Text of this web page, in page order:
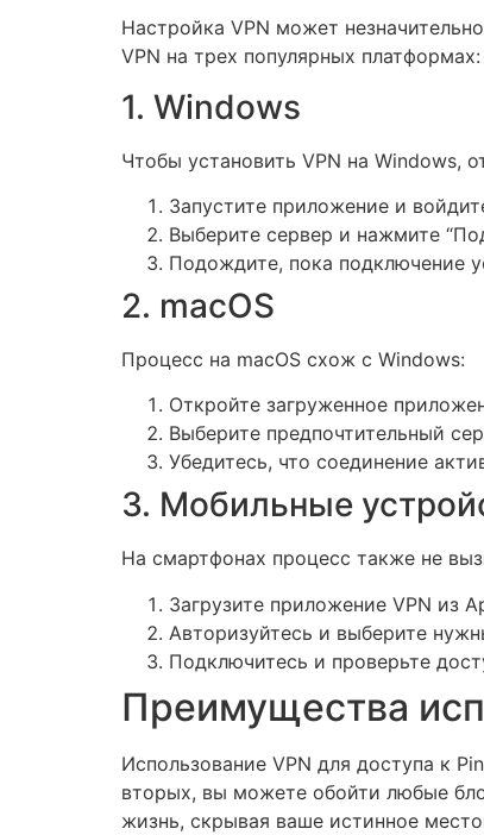
Настройка VPN может
VPN на трех популярных платформах:
1. Windows
Чтобы установить VPN на Windows,
Запустите приложение и
Выберите сервер и нажмите
Подождите, пока подключение
2. macOS
Процесс на macOS схож с Windows:
Откройте загруженное
Выберите предпочтительный
Убедитесь, что соединение
3. Мобильные
На смартфонах процесс также не
Загрузите приложение VPN из
Авторизуйтесь и выберите
Подключитесь и проверьте
Преимущества
Использование VPN для доступа к
вторых, вы можете обойти любые
жизнь, скрывая ваше истинное